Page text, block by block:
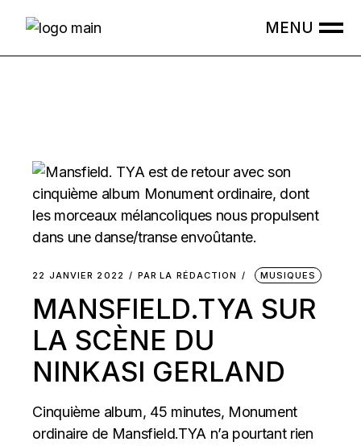
22 JANVIER 2022 PAR LA RÉDACTION MUSIQUES
MANSFIELD.TYA SUR
LA SCÈNE DU
NINKASI GERLAND
Cinquième album, 45 minutes, Monument
ordinaire de Mansfield.TYA n’a pourtant rien